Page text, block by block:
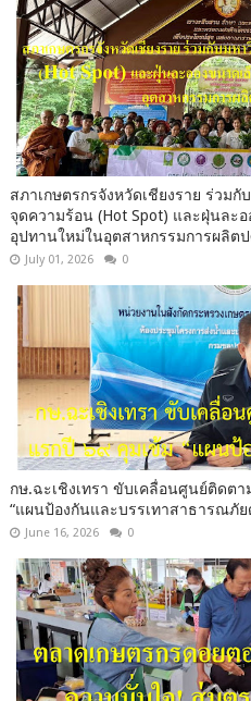
สภาเกษตรกรจังหวัดเชียงราย ร่วม
จุดความร้อน (Hot Spot) และฝุ่นละ
อุปทานใหม่ในอุตสาหกรรมการผลิต
July 01, 2026 0
กษ.ฉะเชิงเทรา ขับเคลื่อนศูนย์ติดต
“แผนป้องกันและบรรเทาสาธารณภั
June 16, 2026 0